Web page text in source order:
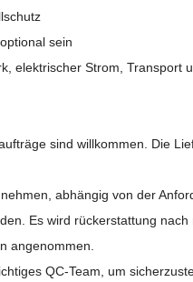
sein
elektrischer Strom, Transport
sind willkommen. Die
abhängig von der
Es wird rückerstattung nach
angenommen.
QC-Team, um